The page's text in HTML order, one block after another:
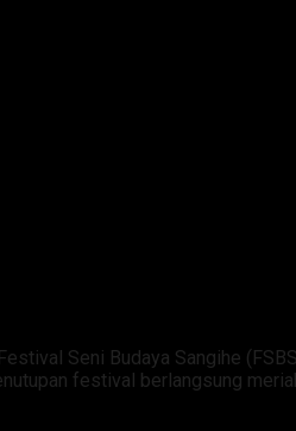
Seni Budaya Sangihe
festival berlangsung